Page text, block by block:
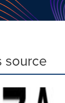
source